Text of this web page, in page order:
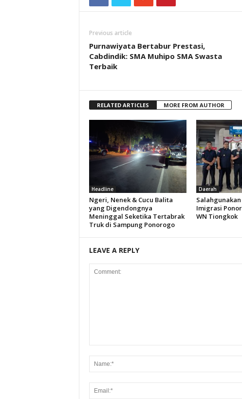
Previous article
Purnawiyata Bertabur Prestasi,
Cabdindik: SMA Muhipo SMA Swasta
Terbaik
RELATED ARTICLES MORE FROM AUTHOR
Headline
Ngeri, Nenek & Cucu Balita
yang Digendongnya
Meninggal Seketika Tertabrak
Truk di Sampung Ponorogo
Daerah
Imigrasi
WN Tiongkok
LEAVE A REPLY